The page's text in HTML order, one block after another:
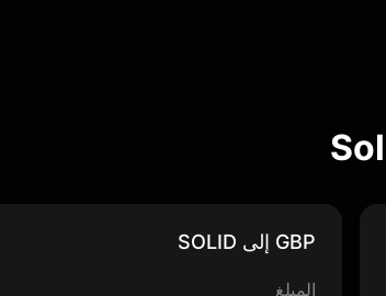
GBP إلى SOLID
المبلغ